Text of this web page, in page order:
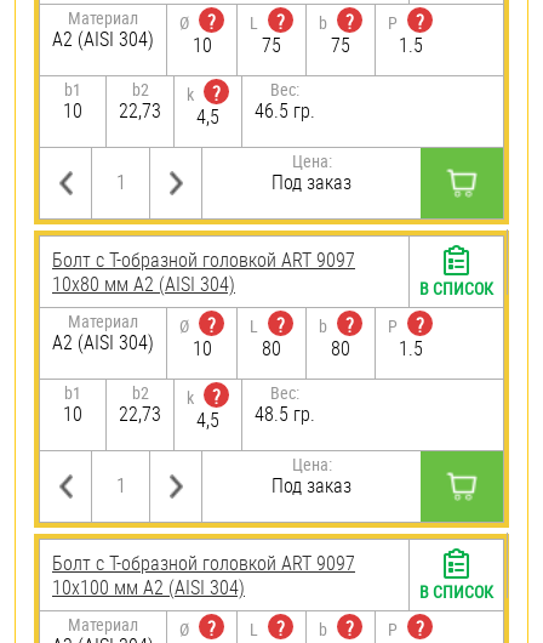
Материал
А2 (AISI 304)
Ø
?
10
L
?
75
b
?
75
P
?
1.5
b1
10
b2
22,73
k
?
4,5
Вес:
46.5 гр.
Цена:
Под заказ
Болт с Т-образной головкой ART 9097
10х80 мм А2 (AISI 304)
Материал
А2 (AISI 304)
Ø
?
10
L
?
80
b
?
80
P
?
1.5
b1
10
b2
22,73
k
?
4,5
Вес:
48.5 гр.
Цена:
Под заказ
В СПИСОК
Болт с Т-образной головкой ART 9097
10х100 мм А2 (AISI 304)
Материал Ø
?
L
?
b
?
P
?
В СПИСОК